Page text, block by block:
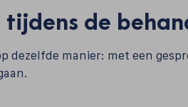
de
dezelfde manier: met een